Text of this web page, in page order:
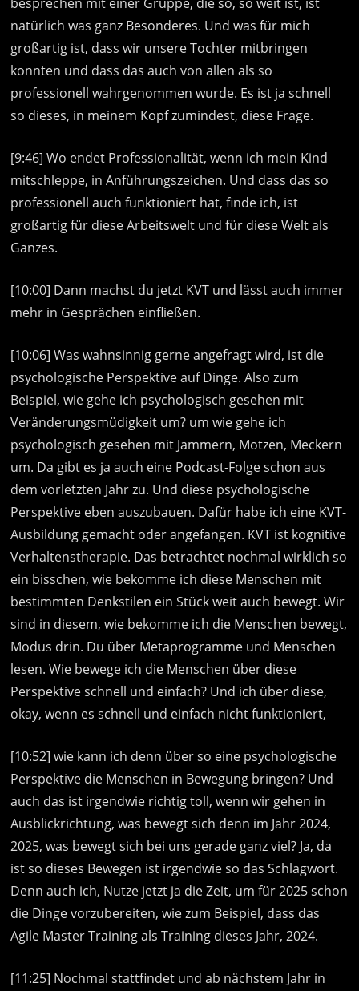
natürlich was ganz Besonderes. Und was für mich
großartig ist, dass wir unsere Tochter mitbringen
konnten und dass das auch von allen als so
professionell wahrgenommen wurde. Es ist ja schnell
so dieses, in meinem Kopf zumindest, diese Frage.
[9:46] Wo endet Professionalität, wenn ich mein Kind
mitschleppe, in Anführungszeichen. Und dass das so
professionell auch funktioniert hat, finde ich, ist
großartig für diese Arbeitswelt und für diese Welt als
Ganzes.
[10:00] Dann machst du jetzt KVT und lässt auch immer
mehr in Gesprächen einfließen.
[10:06] Was wahnsinnig gerne angefragt wird, ist die
psychologische Perspektive auf Dinge. Also zum
Beispiel, wie gehe ich psychologisch gesehen mit
Veränderungsmüdigkeit um? um wie gehe ich
psychologisch gesehen mit Jammern, Motzen, Meckern
um. Da gibt es ja auch eine Podcast-Folge schon aus
dem vorletzten Jahr zu. Und diese psychologische
Perspektive eben auszubauen. Dafür habe ich eine KVT-
Ausbildung gemacht oder angefangen. KVT ist kognitive
Verhaltenstherapie. Das betrachtet nochmal wirklich so
ein bisschen, wie bekomme ich diese Menschen mit
bestimmten Denkstilen ein Stück weit auch bewegt. Wir
sind in diesem, wie bekomme ich die Menschen bewegt,
Modus drin. Du über Metaprogramme und Menschen
lesen. Wie bewege ich die Menschen über diese
Perspektive schnell und einfach? Und ich über diese,
okay, wenn es schnell und einfach nicht funktioniert,
[10:52] wie kann ich denn über so eine psychologische
Perspektive die Menschen in Bewegung bringen? Und
auch das ist irgendwie richtig toll, wenn wir gehen in
Ausblickrichtung, was bewegt sich denn im Jahr 2024,
2025, was bewegt sich bei uns gerade ganz viel? Ja, da
ist so dieses Bewegen ist irgendwie so das Schlagwort.
Denn auch ich, Nutze jetzt ja die Zeit, um für 2025 schon
die Dinge vorzubereiten, wie zum Beispiel, dass das
Agile Master Training als Training dieses Jahr, 2024.
[11:25] Nochmal stattfindet und ab nächstem Jahr in